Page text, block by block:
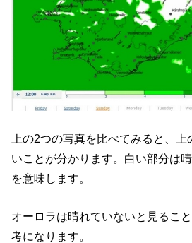
上の2つの写真を比べてみると、
いことが分かります。白い部分は
を意味します。
オーロラは晴れていないと見るこ
考になります。